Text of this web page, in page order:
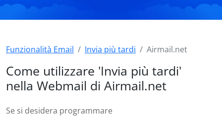
Funzionalità Email Invia più tardi Airmail.net
Come utilizzare 'Invia più tardi'
nella Webmail di Airmail.net
Se si desidera programmare